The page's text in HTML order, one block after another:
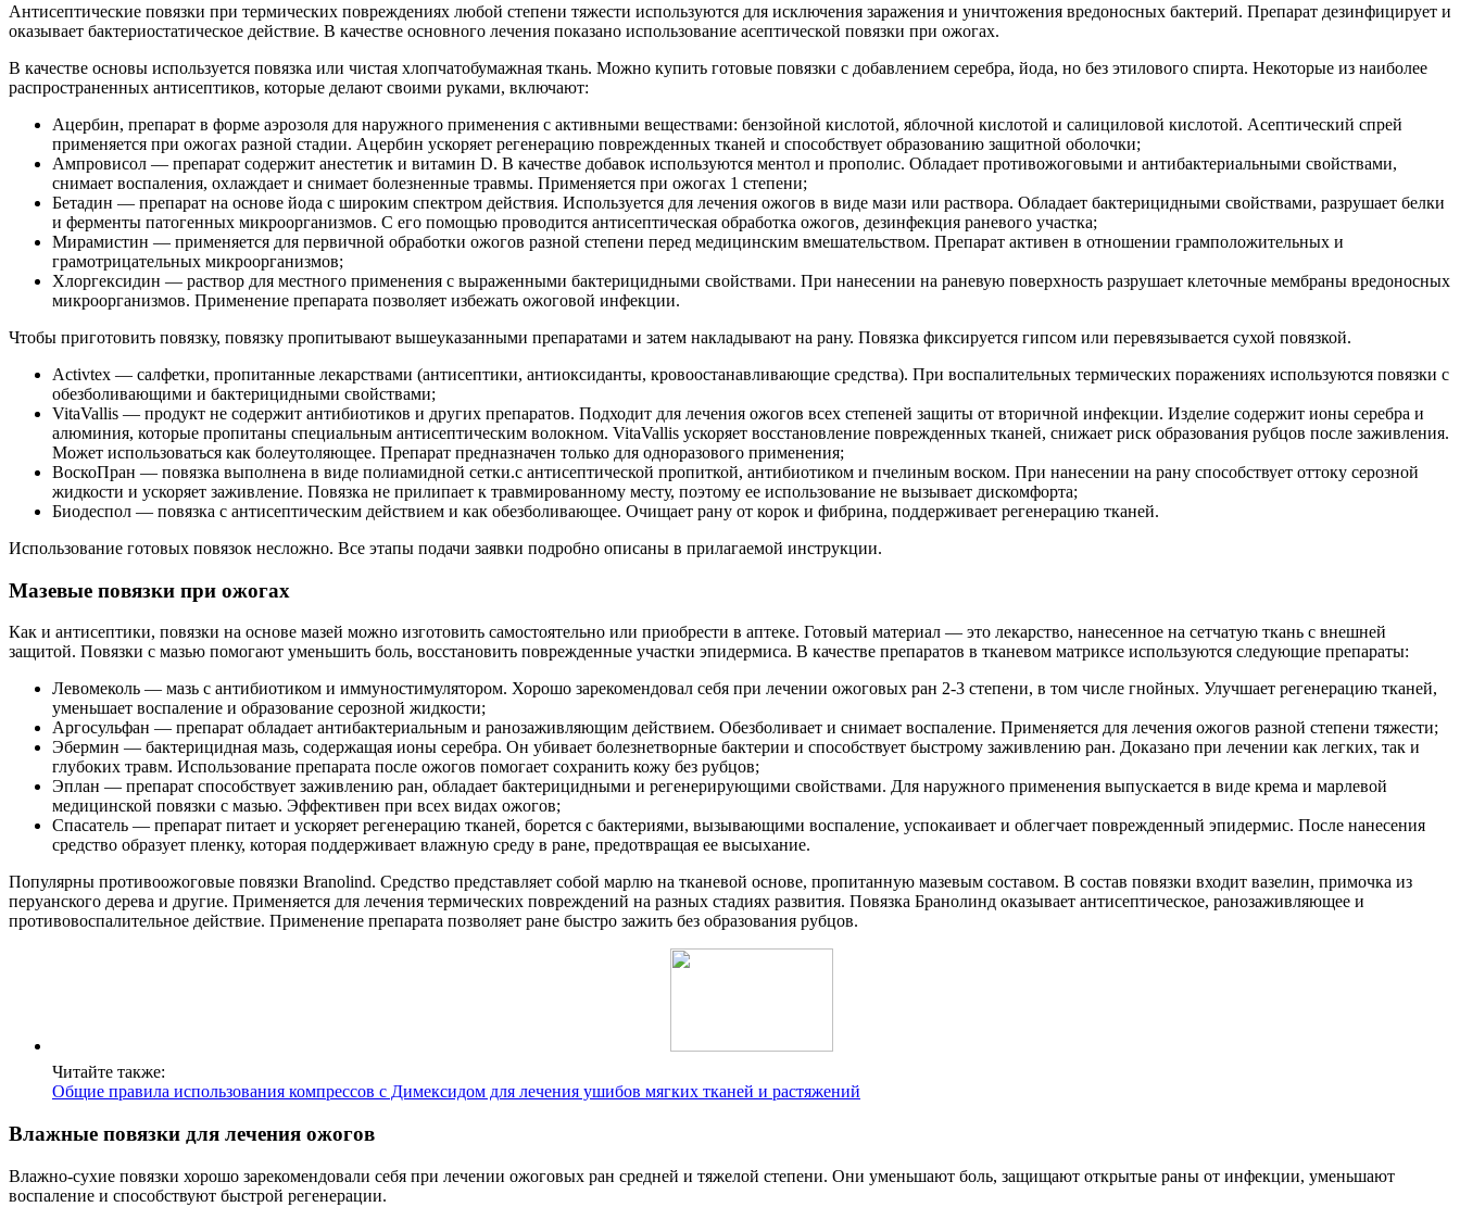
Антисептические повязки при термических повреждениях любой степени тяжести используются для исключения заражения и уничтожения вредоносных бактерий. Препарат дезинфицирует и
оказывает бактериостатическое действие. В качестве основного лечения показано использование асептической повязки при ожогах.
В качестве основы используется повязка или чистая хлопчатобумажная ткань. Можно купить готовые повязки с добавлением серебра, йода, но без этилового спирта. Некоторые из наиболее
распространенных антисептиков, которые делают своими руками, включают:
Ацербин, препарат в форме аэрозоля для наружного применения с активными веществами: бензойной кислотой, яблочной кислотой и салициловой кислотой. Асептический спрей
применяется при ожогах разной стадии. Ацербин ускоряет регенерацию поврежденных тканей и способствует образованию защитной оболочки;
Ампровисол — препарат содержит анестетик и витамин D. В качестве добавок используются ментол и прополис. Обладает противожоговыми и антибактериальными свойствами,
снимает воспаления, охлаждает и снимает болезненные травмы. Применяется при ожогах 1 степени;
Бетадин — препарат на основе йода с широким спектром действия. Используется для лечения ожогов в виде мази или раствора. Обладает бактерицидными свойствами, разрушает белки
и ферменты патогенных микроорганизмов. С его помощью проводится антисептическая обработка ожогов, дезинфекция раневого участка;
Мирамистин — применяется для первичной обработки ожогов разной степени перед медицинским вмешательством. Препарат активен в отношении грамположительных и
грамотрицательных микроорганизмов;
Хлоргексидин — раствор для местного применения с выраженными бактерицидными свойствами. При нанесении на раневую поверхность разрушает клеточные мембраны вредоносных
микроорганизмов. Применение препарата позволяет избежать ожоговой инфекции.
Чтобы приготовить повязку, повязку пропитывают вышеуказанными препаратами и затем накладывают на рану. Повязка фиксируется гипсом или перевязывается сухой повязкой.
Activtex — салфетки, пропитанные лекарствами (антисептики, антиоксиданты, кровоостанавливающие средства). При воспалительных термических поражениях используются повязки с
обезболивающими и бактерицидными свойствами;
VitaVallis — продукт не содержит антибиотиков и других препаратов. Подходит для лечения ожогов всех степеней защиты от вторичной инфекции. Изделие содержит ионы серебра и
алюминия, которые пропитаны специальным антисептическим волокном. VitaVallis ускоряет восстановление поврежденных тканей, снижает риск образования рубцов после заживления.
Может использоваться как болеутоляющее. Препарат предназначен только для одноразового применения;
ВоскоПран — повязка выполнена в виде полиамидной сетки.с антисептической пропиткой, антибиотиком и пчелиным воском. При нанесении на рану способствует оттоку серозной
жидкости и ускоряет заживление. Повязка не прилипает к травмированному месту, поэтому ее использование не вызывает дискомфорта;
Биодеспол — повязка с антисептическим действием и как обезболивающее. Очищает рану от корок и фибрина, поддерживает регенерацию тканей.
Использование готовых повязок несложно. Все этапы подачи заявки подробно описаны в прилагаемой инструкции.
Мазевые повязки при ожогах
Как и антисептики, повязки на основе мазей можно изготовить самостоятельно или приобрести в аптеке. Готовый материал — это лекарство, нанесенное на сетчатую ткань с внешней
защитой. Повязки с мазью помогают уменьшить боль, восстановить поврежденные участки эпидермиса. В качестве препаратов в тканевом матриксе используются следующие препараты:
Левомеколь — мазь с антибиотиком и иммуностимулятором. Хорошо зарекомендовал себя при лечении ожоговых ран 2-3 степени, в том числе гнойных. Улучшает регенерацию тканей,
уменьшает воспаление и образование серозной жидкости;
Аргосульфан — препарат обладает антибактериальным и ранозаживляющим действием. Обезболивает и снимает воспаление. Применяется для лечения ожогов разной степени тяжести;
Эбермин — бактерицидная мазь, содержащая ионы серебра. Он убивает болезнетворные бактерии и способствует быстрому заживлению ран. Доказано при лечении как легких, так и
глубоких травм. Использование препарата после ожогов помогает сохранить кожу без рубцов;
Эплан — препарат способствует заживлению ран, обладает бактерицидными и регенерирующими свойствами. Для наружного применения выпускается в виде крема и марлевой
медицинской повязки с мазью. Эффективен при всех видах ожогов;
Спасатель — препарат питает и ускоряет регенерацию тканей, борется с бактериями, вызывающими воспаление, успокаивает и облегчает поврежденный эпидермис. После нанесения
средство образует пленку, которая поддерживает влажную среду в ране, предотвращая ее высыхание.
Популярны противоожоговые повязки Branolind. Средство представляет собой марлю на тканевой основе, пропитанную мазевым составом. В состав повязки входит вазелин, примочка из
перуанского дерева и другие. Применяется для лечения термических повреждений на разных стадиях развития. Повязка Бранолинд оказывает антисептическое, ранозаживляющее и
противовоспалительное действие. Применение препарата позволяет ране быстро зажить без образования рубцов.
Читайте также:
Общие правила использования компрессов с Димексидом для лечения ушибов мягких тканей и растяжений
Влажные повязки для лечения ожогов
Влажно-сухие повязки хорошо зарекомендовали себя при лечении ожоговых ран средней и тяжелой степени. Они уменьшают боль, защищают открытые раны от инфекции, уменьшают
воспаление и способствуют быстрой регенерации.